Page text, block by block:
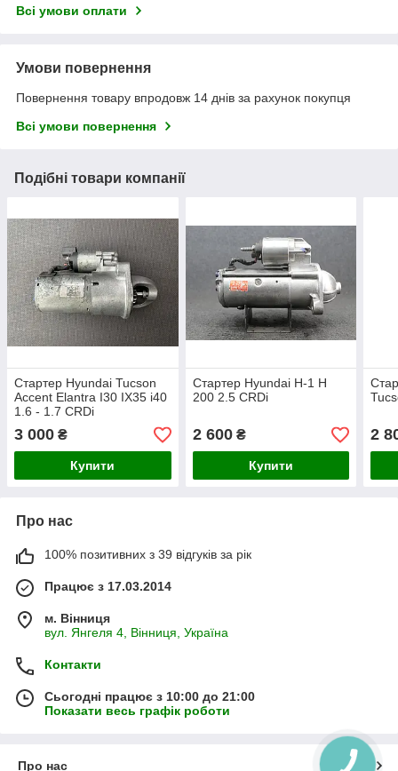
Всі умови оплати
Умови повернення
Повернення товару впродовж 14 днів за рахунок покупця
Всі умови повернення
Подібні товари компанії
Стартер Hyundai Tucson
Accent Elantra I30 IX35 i40
1.6 - 1.7 CRDi
3 000 ₴
Купити
Стартер Hyundai H-1 H
200 2.5 CRDi
2 600₴
Купити
2
Про нас
100% позитивних з 39 відгуків за рік
Працює з 17.03.2014
м. Вінниця
вул. Янгеля 4, Вінниця, Україна
Контакти
Сьогодні працює з 10:00 до 21:00
Показати весь графік роботи
Про нас